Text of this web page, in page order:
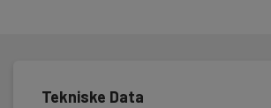
Tekniske Data